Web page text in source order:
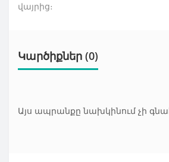
վայրից։
Կարծիքներ (0)
Այս ապրանքը նախկինում չի